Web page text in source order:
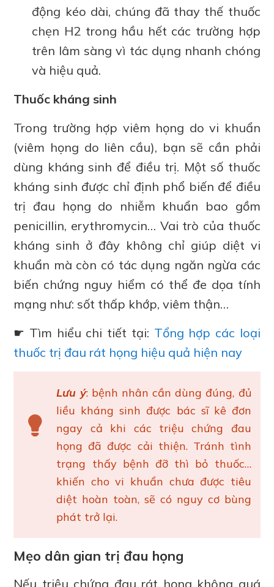
động kéo dài, chúng đã thay thế thuốc
chẹn H2 trong hầu hết các trường hợp
trên lâm sàng vì tác dụng nhanh chóng
và hiệu quả.
Thuốc kháng sinh
Trong trường hợp viêm họng do vi khuẩn
(viêm họng do liên cầu), bạn sẽ cần phải
dùng kháng sinh để điều trị. Một số thuốc
kháng sinh được chỉ định phổ biến để điều
trị đau họng do nhiễm khuẩn bao gồm
penicillin, erythromycin… Vai trò của thuốc
kháng sinh ở đây không chỉ giúp diệt vi
khuẩn mà còn có tác dụng ngăn ngừa các
biến chứng nguy hiểm có thể đe dọa tính
mạng như: sốt thấp khớp, viêm thận…
☛ Tìm hiểu chi tiết tại: Tổng hợp các loại
thuốc trị đau rát họng hiệu quả hiện nay
Lưu ý: bệnh nhân cần dùng đúng, đủ
liều kháng sinh được bác sĩ kê đơn
ngay cả khi các triệu chứng đau
họng đã được cải thiện. Tránh tình
trạng thấy bệnh đỡ thì bỏ thuốc…
khiến cho vi khuẩn chưa được tiêu
diệt hoàn toàn, sẽ có nguy cơ bùng
phát trở lại.
Mẹo dân gian trị đau họng
Nếu triệu chứng đau rát họng không quá